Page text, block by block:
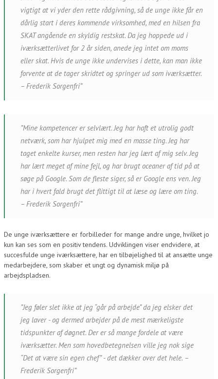
vigtigt at vi yder den rette rådgivning, så de unge ikke får en
dårlig start i deres kommende virksomhed, med en hilsen fra
SKAT angående en skyldig restskat. Da jeg hoppede ud i
iværksætterlivet for 2 år siden, anede jeg intet om moms
eller skat. Hvis de unge ikke undervises i dette, kan man ikke
forvente at de tager skridtet og springer ud som iværksætter.
– Frederik Sorgenfri”
”Mine kompetencer er selvlært. Jeg har haft et utrolig godt
netværk, som har hjulpet mig med en masse ting. Jeg har
taget enkelte kurser, men resten har jeg lært af mig selv. Jeg
har lært meget af mine fejl, og har brugt oceaner af tid på at
søge på Google. Som de fleste siger, så er Google ens ven. Jeg
har i hvert fald brugt det flittigt til at læse og lære om ting.
– Frederik Sorgenfri”
De unge iværksættere er forbilleder for mange andre unge, hvilket jo
kun kan ses som en positiv tendens. Udviklingen viser endvidere, at
succesfulde unge iværksættere, har en tilbøjelighed til at ansætte unge
medarbejdere, som skaber et ungt og dynamisk miljø på
arbejdspladsen.
”Jeg føler slet ikke at jeg “går på arbejde” da jeg elsker det
jeg laver - og dermed arbejder på de mest mærkeligste
tidspunkter af døgnet. Der er så mange fordele at være
iværksætter. Men som hovedbetegnelsen ville jeg nok sige
“Det at være sin egen chef” - det dækker over det hele. –
Frederik Sorgenfri”